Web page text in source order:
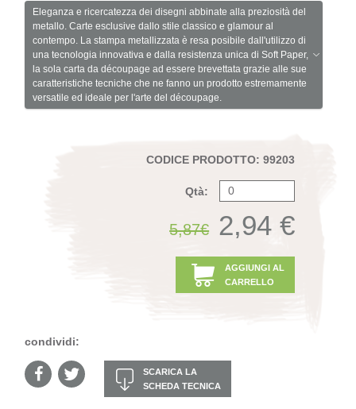
Eleganza e ricercatezza dei disegni abbinate alla preziosità del
metallo. Carte esclusive dallo stile classico e glamour al
contempo. La stampa metallizzata è resa posibile dall'utilizzo di
una tecnologia innovativa e dalla resistenza unica di Soft Paper,
la sola carta da découpage ad essere brevettata grazie alle sue
caratteristiche tecniche che ne fanno un prodotto estremamente
versatile ed ideale per l'arte del découpage.
CODICE PRODOTTO: 99203
Qtà:
5,87€ 2,94 €
AGGIUNGI AL
CARRELLO
condividi:
SCARICA LA
SCHEDA TECNICA